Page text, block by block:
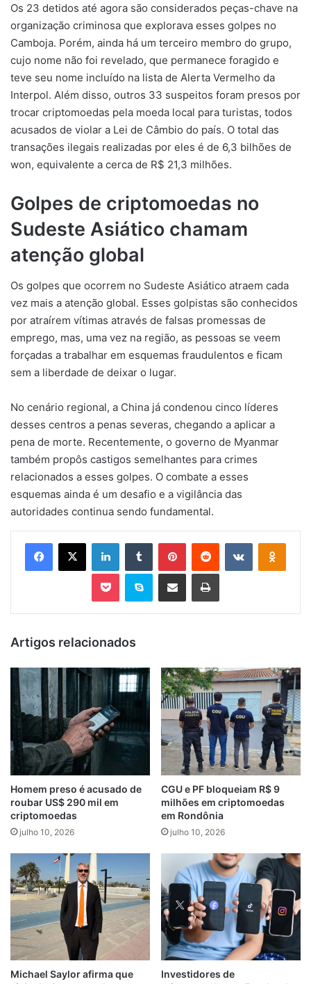
Os 23 detidos até agora são considerados peças-chave na
organização criminosa que explorava esses golpes no
Camboja. Porém, ainda há um terceiro membro do grupo,
cujo nome não foi revelado, que permanece foragido e
teve seu nome incluído na lista de Alerta Vermelho da
Interpol. Além disso, outros 33 suspeitos foram presos por
trocar criptomoedas pela moeda local para turistas, todos
acusados de violar a Lei de Câmbio do país. O total das
transações ilegais realizadas por eles é de 6,3 bilhões de
won, equivalente a cerca de R$ 21,3 milhões.
Golpes de criptomoedas no
Sudeste Asiático chamam
atenção global
Os golpes que ocorrem no Sudeste Asiático atraem cada
vez mais a atenção global. Esses golpistas são conhecidos
por atraírem vítimas através de falsas promessas de
emprego, mas, uma vez na região, as pessoas se veem
forçadas a trabalhar em esquemas fraudulentos e ficam
sem a liberdade de deixar o lugar.
No cenário regional, a China já condenou cinco líderes
desses centros a penas severas, chegando a aplicar a
pena de morte. Recentemente, o governo de Myanmar
também propôs castigos semelhantes para crimes
relacionados a esses golpes. O combate a esses
esquemas ainda é um desafio e a vigilância das
autoridades continua sendo fundamental.
Facebook
X LinkedinTumblr PinterestReddit VK OK
Pocket Skype Compartilhar via e-mail Imprimir
Artigos relacionados
Homem preso é acusado de
roubar US$ 290 mil em
criptomoedas
julho 10, 2026
CGU e PF bloqueiam R$ 9
milhões em criptomoedas
em Rondônia
julho 10, 2026
Michael Saylor afirma que
Investidores de